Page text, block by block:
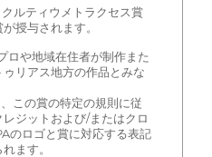
ルティウメトラクセス賞
授与されます。
ロや地域在住者が制作また
リアス地方の作品とみな
この賞の特定の規則に従
ジットおよび/またはクロ
のロゴと賞に対応する表記
ます。